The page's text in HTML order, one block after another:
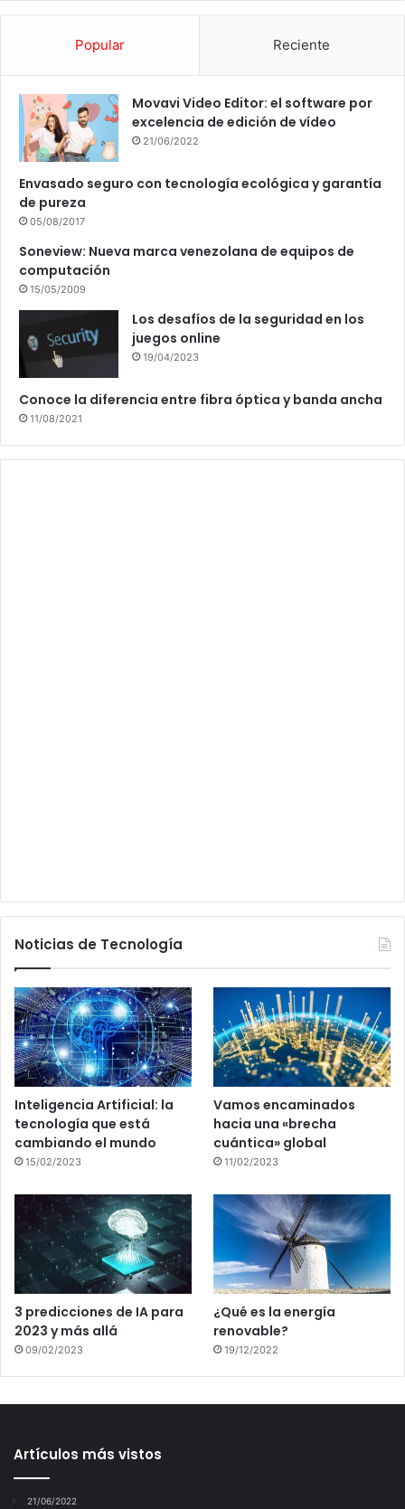
Popular Reciente
Movavi Video Editor: el software por
excelencia de edición de vídeo
21/06/2022
Envasado seguro con tecnología ecológica y garantía
de pureza
05/08/2017
Soneview: Nueva marca venezolana de equipos de
computación
15/05/2009
Los desafíos de la seguridad en los
juegos online
19/04/2023
Conoce la diferencia entre fibra óptica y banda ancha
11/08/2021
Noticias de Tecnología
Inteligencia Artificial: la
tecnología que está
cambiando el mundo
15/02/2023
Vamos encaminados
hacia una «brecha
cuántica» global
11/02/2023
3 predicciones de IA para
2023 y más allá
09/02/2023
¿Qué es la energía
renovable?
19/12/2022
Artículos más vistos
21/06/2022